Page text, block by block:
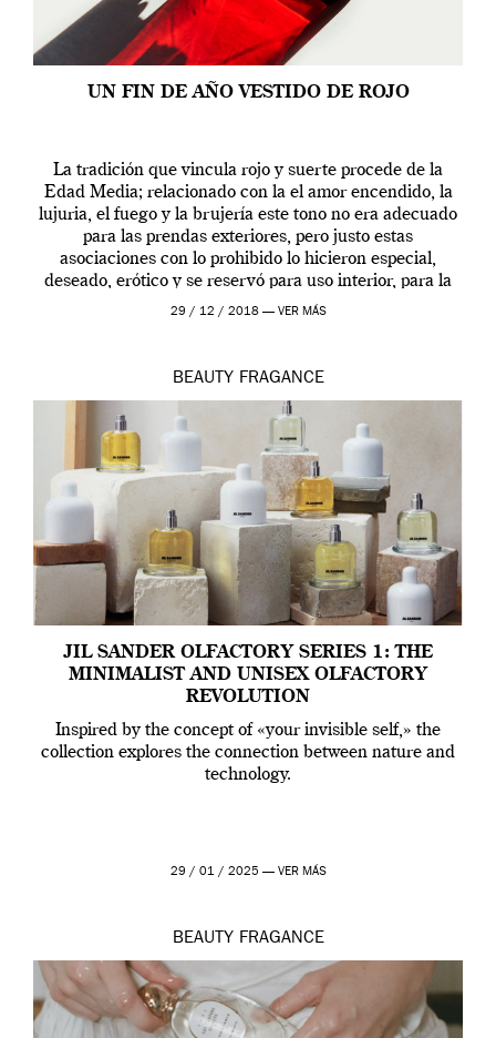
UN FIN DE AÑO VESTIDO DE ROJO
La tradición que vincula rojo y suerte procede de la
Edad Media; relacionado con la el amor encendido, la
lujuria, el fuego y la brujería este tono no era adecuado
para las prendas exteriores, pero justo estas
asociaciones con lo prohibido lo hicieron especial,
deseado, erótico y se reservó para uso interior, para la
ropa […]
29 / 12 / 2018 — VER MÁS
BEAUTY FRAGANCE
JIL SANDER OLFACTORY SERIES 1: THE
MINIMALIST AND UNISEX OLFACTORY
REVOLUTION
Inspired by the concept of «your invisible self,» the
collection explores the connection between nature and
technology.
29 / 01 / 2025 — VER MÁS
BEAUTY FRAGANCE